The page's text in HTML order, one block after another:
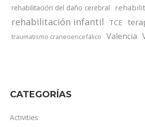
rehabilitación del daño cerebral
rehabilitación infantil TCE
traumatismo craneoencefálico Valencia
CATEGORÍAS
Activities